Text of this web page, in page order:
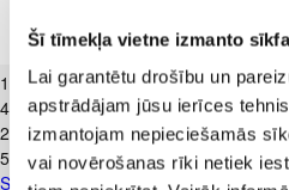
Šī tīmekļa vietne izmanto
Lai garantētu drošību un
apstrādājam jūsu ierīces
izmantojam nepieciešamās
vai novērošanas rīki netiek
1
99€
4,42€/kg
2
39€
5,31€/kg
Skābais krējums VALMIERA 20%